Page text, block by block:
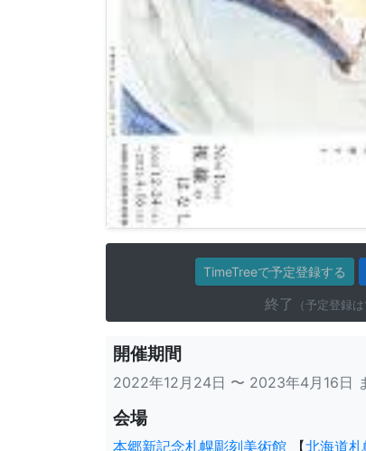
TimeTreeで予定登録する
終了 （予定登録
開催期間
2022年12月24日 〜 2023年4月16日
会場
本郷新記念札幌彫刻美術館 【北海道